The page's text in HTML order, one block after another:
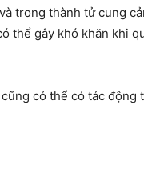
trong thành tử cung
thể gây khó khăn khi
có thể có tác